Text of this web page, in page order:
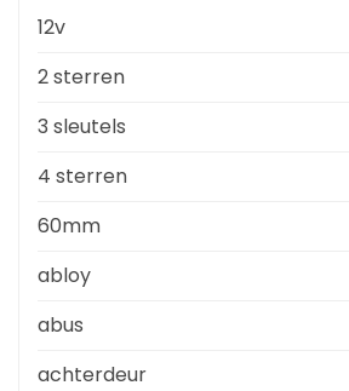
12v
2 sterren
3 sleutels
4 sterren
60mm
abloy
abus
achterdeur